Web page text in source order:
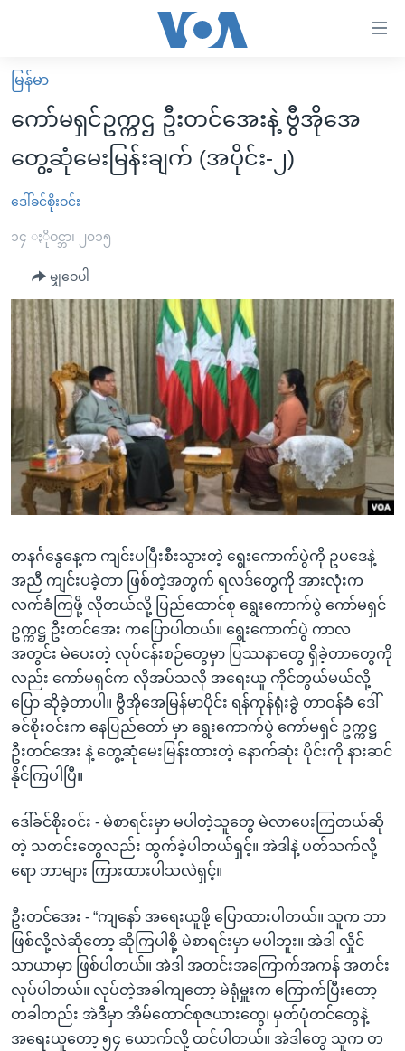
လွယ်ကူ
စေ
Link
များ
ပင်မ
ကျော်
ကြည့်
ပင်မ
အ
ညွန်း
စာမျက်နှာ
ကျော်
ရန်
ရှာဖွေ
ရန်
နေရာ
သို့
ကျော်
ရန်
မူလစာမျက်နှာ
မြန်မာ
ကမ္ဘာ့သတင်းများ
နိုင်ငံတကာ
အစ္စရေး-ပါလက်စတိုင်း
ဗွီဒီယို
အင်္ဂလိပ်စာလေ့လာမယ်
အမေရိကန်သုံးအီဒီယံ
မကြေးမုံရဲ့ အင်္ဂလိပ်စာ
ရုပ်ရှင်ထဲက အင်္ဂလိပ်စာ
သုတပဒေသာ အင်္ဂလိပ်စာ
အပတ်စဉ်ကဏ္ဍများ
ရေဒီယို
တီဗွီ
ရေဒီယိုနှင့်ရုပ်သံ အချက်အလက်များ
ရေဒီယို/တီဗွီအစီအစဉ်
Learning English
ဗွီအိုအေ လူမှုကွန်ယက်များ
ဘာသာစကားများ
မြန်မာ
ကော်မရှင်ဥက္ကဌ ဦးတင်အေးနဲ့ ဗွီအိုအေ
တွေ့ဆုံမေးမြန်းချက် (အပိုင်း-၂)
ဒေါ်ခင်စိုးဝင်း
၁၄ ႏိုဝင္ဘာ၊ ၂၀၁၅
မျှဝေပါ
တနင်္ဂနွေနေ့က ကျင်းပပြီးစီးသွားတဲ့ ရွေးကောက်ပွဲကို ဥပဒေနဲ့
အညီ ကျင်းပခဲ့တာ ဖြစ်တဲ့အတွက် ရလဒ်တွေကို အားလုံးက
လက်ခံကြဖို့ လိုတယ်လို့ ပြည်ထောင်စု ရွေးကောက်ပွဲ ကော်မရှင်
ဥက္ကဋ္ဌ ဦးတင်အေး ကပြောပါတယ်။ ရွေးကောက်ပွဲ ကာလ
အတွင်း မဲပေးတဲ့ လုပ်ငန်းစဉ်တွေမှာ ပြဿနာတွေ ရှိခဲ့တာတွေကို
လည်း ကော်မရှင်က လိုအပ်သလို အရေးယူ ကိုင်တွယ်မယ်လို့
ပြော ဆိုခဲ့တာပါ။ ဗွီအိုအေမြန်မာပိုင်း ရန်ကုန်ရုံးခွဲ တာဝန်ခံ ဒေါ်
ခင်စိုးဝင်းက နေပြည်တော် မှာ ရွေးကောက်ပွဲ ကော်မရှင် ဥက္ကဋ္ဌ
ဦးတင်အေး နဲ့ တွေ့ဆုံမေးမြန်းထားတဲ့ နောက်ဆုံး ပိုင်းကို နားဆင်
နိုင်ကြပါပြီ။
ဒေါ်ခင်စိုးဝင်း - မဲစာရင်းမှာ မပါတဲ့သူတွေ မဲလာပေးကြတယ်ဆို
တဲ့ သတင်းတွေလည်း ထွက်ခဲ့ပါတယ်ရှင့်။ အဲဒါနဲ့ ပတ်သက်လို့
ရော ဘာများ ကြားထားပါသလဲရှင့်။
ဦးတင်အေး - “ကျနော် အရေးယူဖို့ ပြောထားပါတယ်။ သူက ဘာ
ဖြစ်လို့လဲဆိုတော့ ဆိုကြပါစို့ မဲစာရင်းမှာ မပါဘူး။ အဲဒါ လှိုင်
သာယာမှာ ဖြစ်ပါတယ်။ အဲဒါ အတင်းအကြောက်အကန် အတင်း
လုပ်ပါတယ်။ လုပ်တဲ့အခါကျတော့ မဲရုံမှူးက ကြောက်ပြီးတော့
တခါတည်း အဲဒီမှာ အိမ်ထောင်စုဇယားတွေ၊ မှတ်ပုံတင်တွေနဲ့
အရေးယူတော့ ၅၄ ယောက်လို့ ထင်ပါတယ်။ အဲဒါတွေ သူက တ